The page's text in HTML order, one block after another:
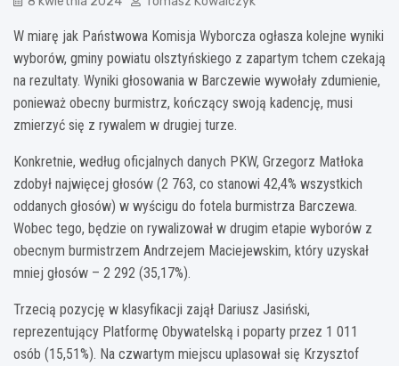
W miarę jak Państwowa Komisja Wyborcza ogłasza kolejne wyniki
wyborów, gminy powiatu olsztyńskiego z zapartym tchem czekają
na rezultaty. Wyniki głosowania w Barczewie wywołały zdumienie,
ponieważ obecny burmistrz, kończący swoją kadencję, musi
zmierzyć się z rywalem w drugiej turze.
Konkretnie, według oficjalnych danych PKW, Grzegorz Matłoka
zdobył najwięcej głosów (2 763, co stanowi 42,4% wszystkich
oddanych głosów) w wyścigu do fotela burmistrza Barczewa.
Wobec tego, będzie on rywalizował w drugim etapie wyborów z
obecnym burmistrzem Andrzejem Maciejewskim, który uzyskał
mniej głosów – 2 292 (35,17%).
Trzecią pozycję w klasyfikacji zajął Dariusz Jasiński,
reprezentujący Platformę Obywatelską i poparty przez 1 011
osób (15,51%). Na czwartym miejscu uplasował się Krzysztof